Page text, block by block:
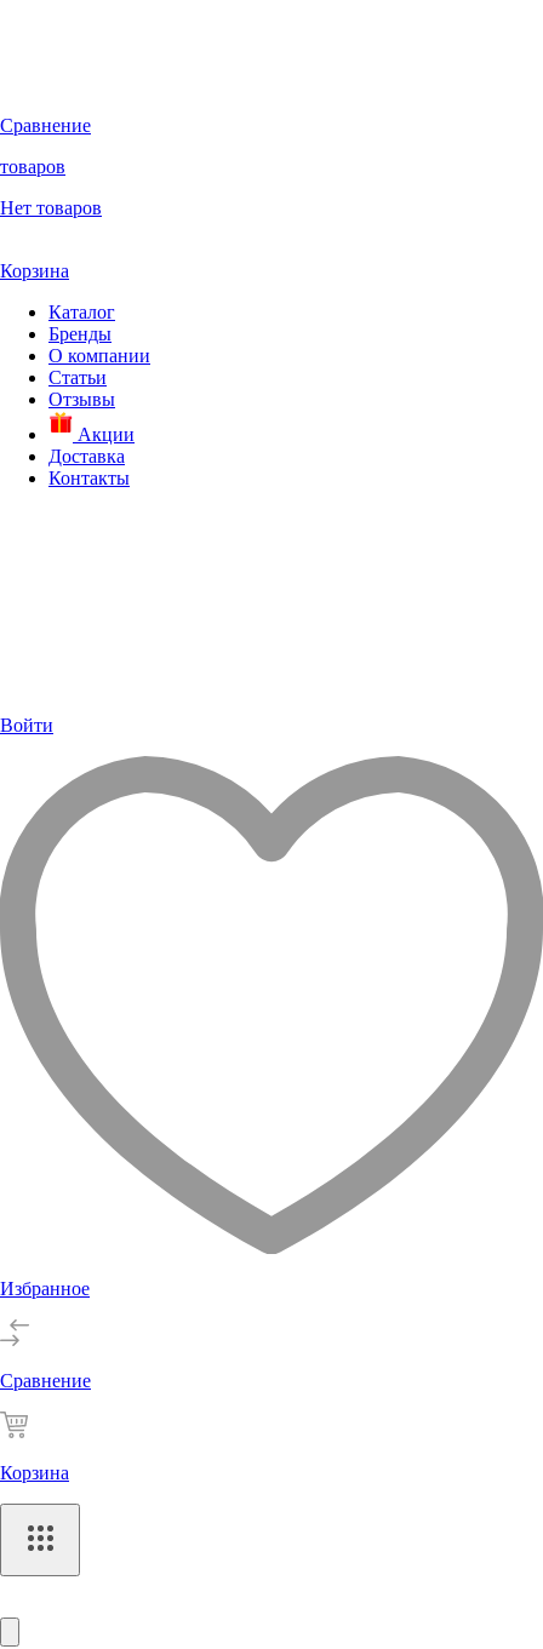
Сравнение
товаров
Нет товаров
Корзина
Каталог
Бренды
О компании
Статьи
Отзывы
Акции
Доставка
Контакты
Войти
Избранное
Сравнение
Корзина